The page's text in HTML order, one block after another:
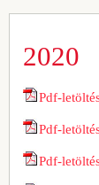
2020
Pdf-
Pdf-
Pdf-